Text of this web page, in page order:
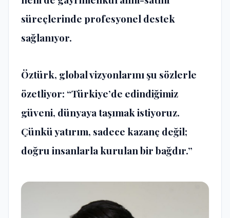
süreçlerinde profesyonel destek
sağlanıyor.
Öztürk, global vizyonlarını şu sözlerle
özetliyor: “Türkiye’de edindiğimiz
güveni, dünyaya taşımak istiyoruz.
Çünkü yatırım, sadece kazanç değil;
doğru insanlarla kurulan bir bağdır.”